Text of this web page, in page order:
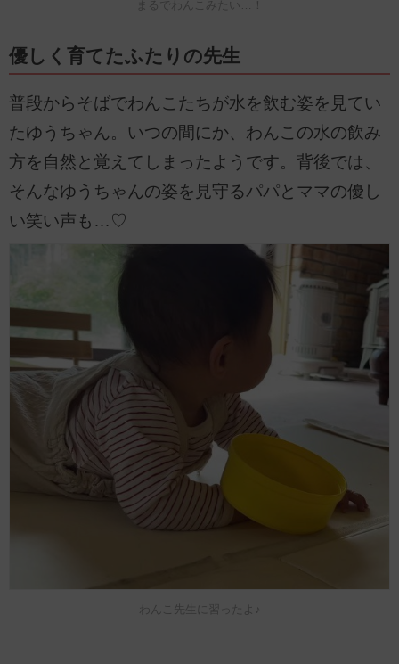
まるでわんこみたい…！
優しく育てたふたりの先生
普段からそばでわんこたちが水を飲む姿を見てい
たゆうちゃん。いつの間にか、わんこの水の飲み
方を自然と覚えてしまったようです。背後では、
そんなゆうちゃんの姿を見守るパパとママの優し
い笑い声も…♡
わんこ先生に習ったよ♪